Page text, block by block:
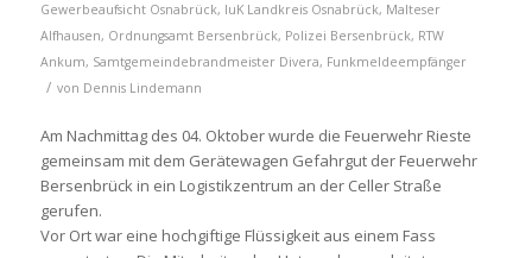
Gewerbeaufsicht Osnabrück, IuK Landkreis Osnabrück, Malteser
Alfhausen, Ordnungsamt Bersenbrück, Polizei Bersenbrück, RTW
Ankum, Samtgemeindebrandmeister Divera, Funkmeldeempfänger
/ von Dennis Lindemann
Am Nachmittag des 04. Oktober wurde die Feuerwehr Rieste
gemeinsam mit dem Gerätewagen Gefahrgut der Feuerwehr
Bersenbrück in ein Logistikzentrum an der Celler Straße
gerufen.
Vor Ort war eine hochgiftige Flüssigkeit aus einem Fass